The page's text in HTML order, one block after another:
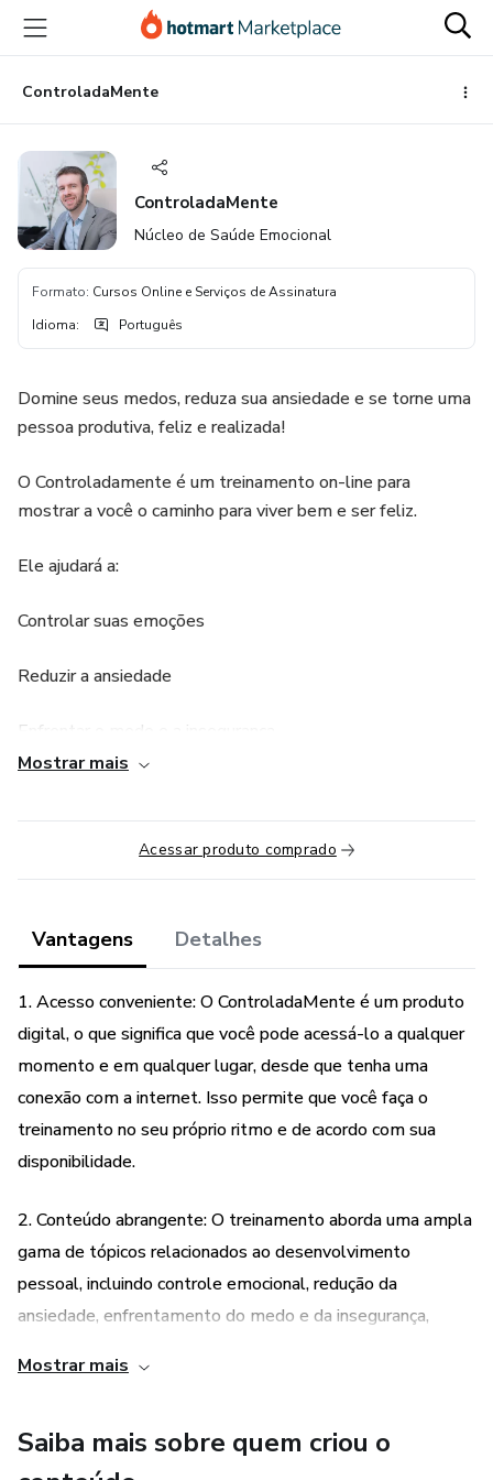
para
conteúdo
principal
para
pagamento
para
rodapéControladaMente
ControladaMente
Núcleo de Saúde Emocional
Formato: Cursos Online e Serviços de Assinatura
Idioma: Português
Domine seus medos, reduza sua ansiedade e se torne uma
pessoa produtiva, feliz e realizada!
O Controladamente é um treinamento on-line para
mostrar a você o caminho para viver bem e ser feliz.
Ele ajudará a:
Controlar suas emoções
Reduzir a ansiedade
Enfrentar o medo e a insegurança
Aumentar seu foco e produtividade
Melhorar a qualidade de vida pessoal e profissional
Aumentar sua inteligência emocional
Mostrar mais
Acessar produto comprado
Vantagens Detalhes
1. Acesso conveniente: O ControladaMente é um produto
digital, o que significa que você pode acessá-lo a qualquer
momento e em qualquer lugar, desde que tenha uma
conexão com a internet. Isso permite que você faça o
treinamento no seu próprio ritmo e de acordo com sua
disponibilidade.
2. Conteúdo abrangente: O treinamento aborda uma ampla
gama de tópicos relacionados ao desenvolvimento
pessoal, incluindo controle emocional, redução da
ansiedade, enfrentamento do medo e da insegurança,
produtividade, relacionamentos saudáveis, qualidade de
garante que você obtenha um conhecimento completo e
Mostrar mais
Saiba mais sobre quem criou o